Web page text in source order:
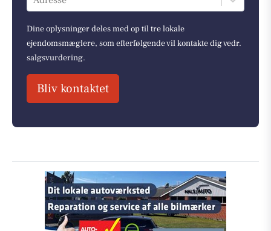
Dine oplysninger deles med op til tre lokale
ejendomsmæglere, som efterfølgende vil kontakte dig vedr.
salgsvurdering.
Bliv kontaktet